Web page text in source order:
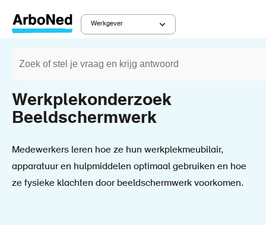
gaan
Main
navigation
Werkgever
Kruimelpad
Werkgever Diensten
Werkplekonderzoek
Beeldschermwerk
Medewerkers leren hoe ze hun werkplekmeubilair,
apparatuur en hulpmiddelen optimaal gebruiken en hoe
ze fysieke klachten door beeldschermwerk voorkomen.